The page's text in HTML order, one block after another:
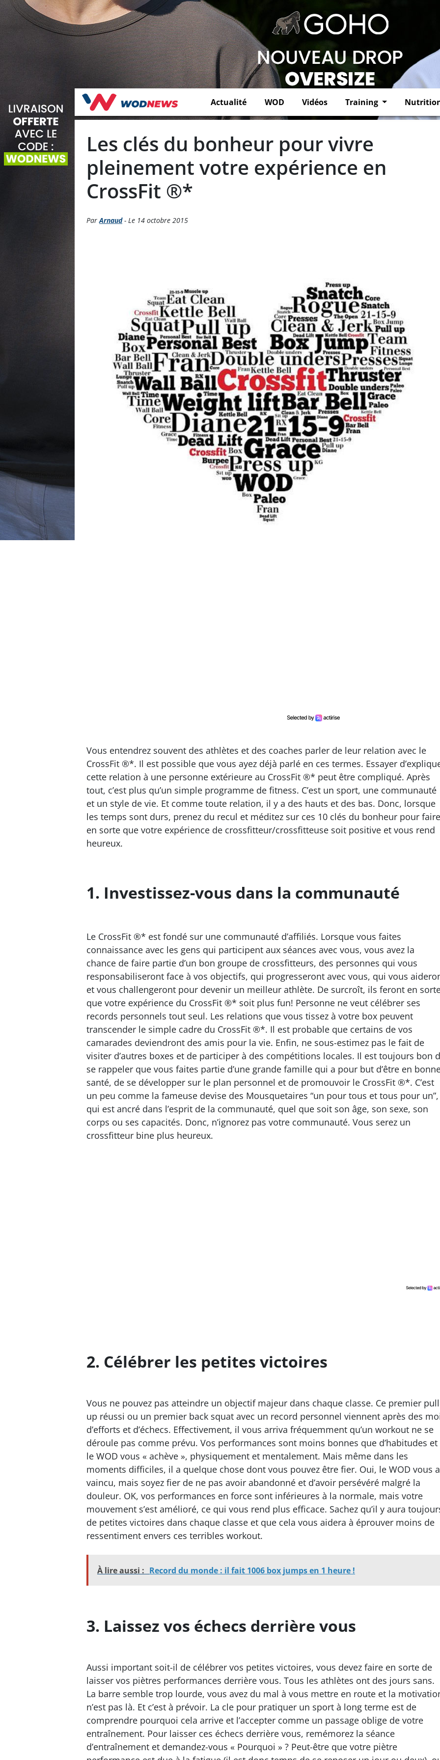
Actualité WOD Vidéos Training
Les clés du bonheur pour vivre
pleinement votre expérience en
CrossFit ®*
ParArnaud- Le 14 octobre 2015
Vous entendrez souvent des athlètes et des coaches parler de leur relation avec le
CrossFit ®*. Il est possible que vous ayez déjà parlé en ces termes. Essayer
cette relation à une personne extérieure au CrossFit ®* peut être compliqué. Après
tout, c’est plus qu’un simple programme de fitness. C’est un sport, une communauté
et un style de vie. Et comme toute relation, il y a des hauts et des bas. Donc, lorsque
les temps sont durs, prenez du recul et méditez sur ces 10 clés du bonheur pour faire
en sorte que votre expérience de crossfitteur/crossfitteuse soit positive et vous rend
heureux.
1. Investissez-vous dans la communauté
Le CrossFit ®* est fondé sur une communauté d’affiliés. Lorsque vous faites
connaissance avec les gens qui participent aux séances avec vous, vous avez la
chance de faire partie d’un bon groupe de crossfitteurs, des personnes qui vous
responsabiliseront face à vos objectifs, qui progresseront avec vous, qui vous
et vous challengeront pour devenir un meilleur athlète. De surcroît, ils feront en
que votre expérience du CrossFit ®* soit plus fun! Personne ne veut célébrer ses
records personnels tout seul. Les relations que vous tissez à votre box peuvent
transcender le simple cadre du CrossFit ®*. Il est probable que certains de vos
camarades deviendront des amis pour la vie. Enfin, ne sous-estimez pas le fait de
visiter d’autres boxes et de participer à des compétitions locales. Il est toujours bon
se rappeler que vous faites partie d’une grande famille qui a pour but d’être en
santé, de se développer sur le plan personnel et de promouvoir le CrossFit ®*. C’est
un peu comme la fameuse devise des Mousquetaires “un pour tous et tous pour un”,
qui est ancré dans l’esprit de la communauté, quel que soit son âge, son sexe, son
corps ou ses capacités. Donc, n’ignorez pas votre communauté. Vous serez un
crossfitteur bine plus heureux.
2. Célébrer les petites victoires
Vous ne pouvez pas atteindre un objectif majeur dans chaque classe. Ce premier
up réussi ou un premier back squat avec un record personnel viennent après des
d’efforts et d’échecs. Effectivement, il vous arriva fréquemment qu’un workout ne se
déroule pas comme prévu. Vos performances sont moins bonnes que d’habitudes et
le WOD vous « achève », physiquement et mentalement. Mais même dans les
moments difficiles, il a quelque chose dont vous pouvez être fier. Oui, le WOD vous a
vaincu, mais soyez fier de ne pas avoir abandonné et d’avoir persévéré malgré la
douleur. OK, vos performances en force sont inférieures à la normale, mais votre
mouvement s’est amélioré, ce qui vous rend plus efficace. Sachez qu’il y aura
de petites victoires dans chaque classe et que cela vous aidera à éprouver moins de
ressentiment envers ces terribles workout.
À lire aussi : Record du monde : il fait 1006 box jumps en 1 heure !
3. Laissez vos échecs derrière vous
Aussi important soit-il de célébrer vos petites victoires, vous devez faire en sorte de
laisser vos piètres performances derrière vous. Tous les athlètes ont des jours sans.
La barre semble trop lourde, vous avez du mal à vous mettre en route et la
n’est pas là. Et c’est à prévoir. La cle pour pratiquer un sport à long terme est de
comprendre pourquoi cela arrive et l’accepter comme un passage oblige de votre
entraînement. Pour laisser ces échecs derrière vous, remémorez la séance
d’entraînement et demandez-vous « Pourquoi » ? Peut-être que votre piètre